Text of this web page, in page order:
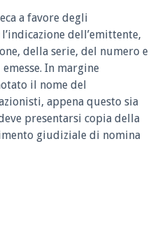
a favore degli
dell’emittente,
della serie, del numero e
In margine
il nome del
appena questo sia
presentarsi copia della
giudiziale di nomina